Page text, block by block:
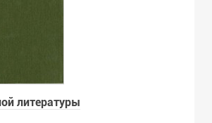
литературы